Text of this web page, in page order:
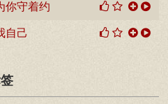
你守着约
自己